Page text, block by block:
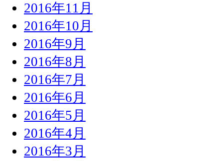
2016年11月
2016年10月
2016年9月
2016年8月
2016年7月
2016年6月
2016年5月
2016年4月
2016年3月